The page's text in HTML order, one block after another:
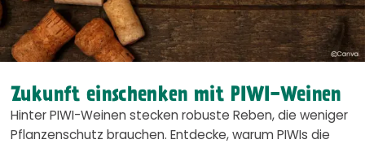
Zukunft einschenken mit PIWI-Weinen
Hinter PIWI-Weinen stecken robuste Reben, die weniger
Pflanzenschutz brauchen. Entdecke, warum PIWIs die